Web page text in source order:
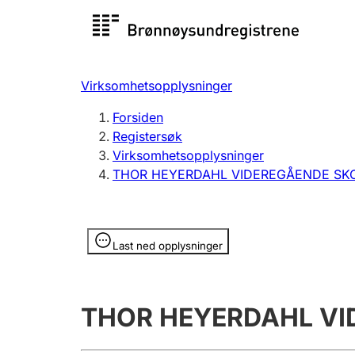
Registersøk
Registrere, endre, slette
Virksomhetsopplysninger
Forsiden
Registersøk
Virksomhetsopplysninger
THOR HEYERDAHL VIDEREGÅENDE
Last ned opplysninger
Opplysninger er skjult
THOR HEYERDAHL